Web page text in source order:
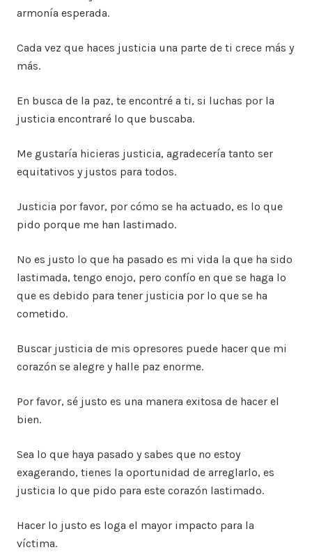
armonía esperada.
Cada vez que haces justicia una parte de ti crece más y
más.
En busca de la paz, te encontré a ti, si luchas por la
justicia encontraré lo que buscaba.
Me gustaría hicieras justicia, agradecería tanto ser
equitativos y justos para todos.
Justicia por favor, por cómo se ha actuado, es lo que
pido porque me han lastimado.
No es justo lo que ha pasado es mi vida la que ha sido
lastimada, tengo enojo, pero confío en que se haga lo
que es debido para tener justicia por lo que se ha
cometido.
Buscar justicia de mis opresores puede hacer que mi
corazón se alegre y halle paz enorme.
Por favor, sé justo es una manera exitosa de hacer el
bien.
Sea lo que haya pasado y sabes que no estoy
exagerando, tienes la oportunidad de arreglarlo, es
justicia lo que pido para este corazón lastimado.
Hacer lo justo es loga el mayor impacto para la
víctima.